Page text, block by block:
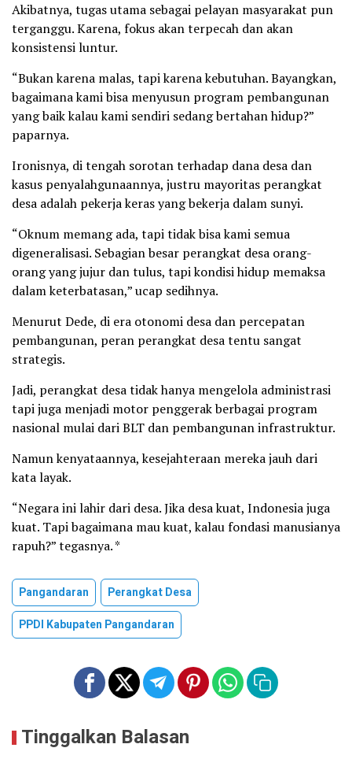
Akibatnya, tugas utama sebagai pelayan masyarakat pun
terganggu. Karena, fokus akan terpecah dan akan
konsistensi luntur.
“Bukan karena malas, tapi karena kebutuhan. Bayangkan,
bagaimana kami bisa menyusun program pembangunan
yang baik kalau kami sendiri sedang bertahan hidup?”
paparnya.
Ironisnya, di tengah sorotan terhadap dana desa dan
kasus penyalahgunaannya, justru mayoritas perangkat
desa adalah pekerja keras yang bekerja dalam sunyi.
“Oknum memang ada, tapi tidak bisa kami semua
digeneralisasi. Sebagian besar perangkat desa orang-
orang yang jujur dan tulus, tapi kondisi hidup memaksa
dalam keterbatasan,” ucap sedihnya.
Menurut Dede, di era otonomi desa dan percepatan
pembangunan, peran perangkat desa tentu sangat
strategis.
Jadi, perangkat desa tidak hanya mengelola administrasi
tapi juga menjadi motor penggerak berbagai program
nasional mulai dari BLT dan pembangunan infrastruktur.
Namun kenyataannya, kesejahteraan mereka jauh dari
kata layak.
“Negara ini lahir dari desa. Jika desa kuat, Indonesia juga
kuat. Tapi bagaimana mau kuat, kalau fondasi manusianya
rapuh?” tegasnya. *
Pangandaran
Perangkat Desa
PPDI Kabupaten Pangandaran
Tinggalkan Balasan